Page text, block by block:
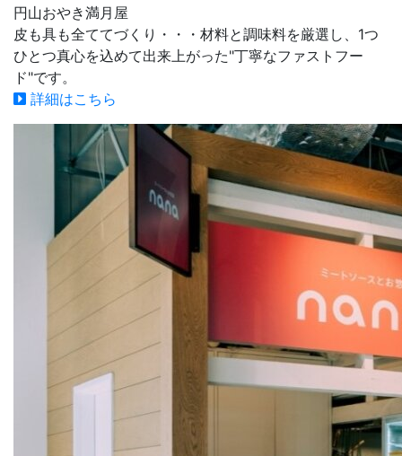
円山おやき満月屋
皮も具も全ててづくり・・・材料と調味料を厳選し、1つ
ひとつ真心を込めて出来上がった"丁寧なファストフー
ド"です。
詳細はこちら